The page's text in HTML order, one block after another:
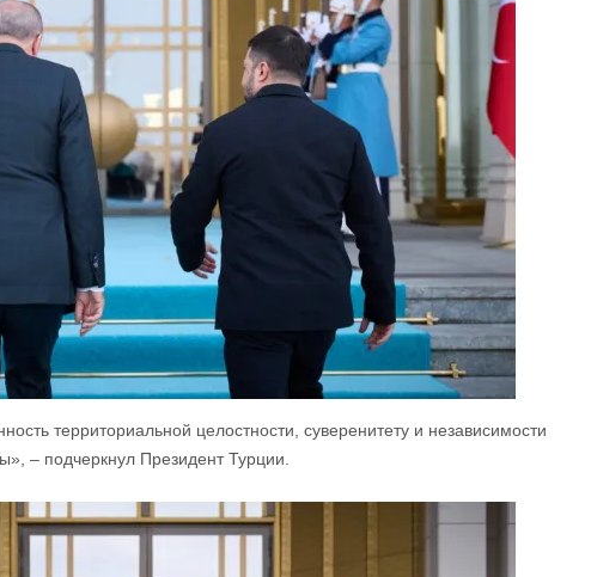
территориальной целостности, суверенитету и независимости
– подчеркнул Президент Турции.